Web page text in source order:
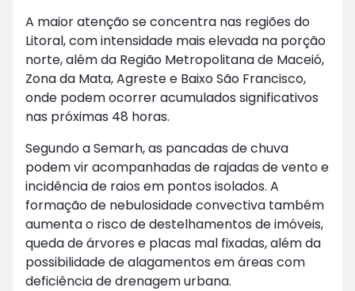
A maior atenção se concentra nas regiões do
Litoral, com intensidade mais elevada na porção
norte, além da Região Metropolitana de Maceió,
Zona da Mata, Agreste e Baixo São Francisco,
onde podem ocorrer acumulados significativos
nas próximas 48 horas.
Segundo a Semarh, as pancadas de chuva
podem vir acompanhadas de rajadas de vento e
incidência de raios em pontos isolados. A
formação de nebulosidade convectiva também
aumenta o risco de destelhamentos de imóveis,
queda de árvores e placas mal fixadas, além da
possibilidade de alagamentos em áreas com
deficiência de drenagem urbana.